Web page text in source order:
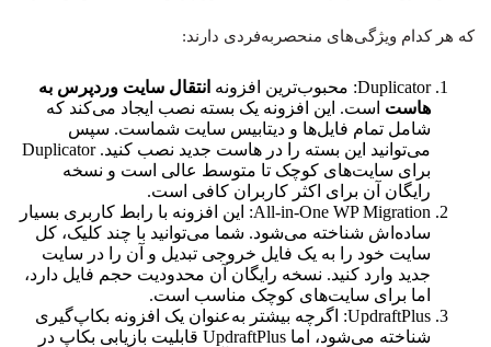
که هر کدام ویژگی‌های منحصربه‌فردی دارند:
Duplicator: محبوب‌ترین افزونه
انتقال سایت وردپرس به
هاست است. این افزونه یک بسته نصب ایجاد می‌کند که
شامل تمام فایل‌ها و دیتابیس سایت شماست. سپس
می‌توانید این بسته را در هاست جدید نصب کنید. Duplicator
برای سایت‌های کوچک تا متوسط عالی است و نسخه
رایگان آن برای اکثر کاربران کافی است.
All-in-One WP Migration: این افزونه با رابط کاربری بسیار
ساده‌اش شناخته می‌شود. شما می‌توانید با چند کلیک، کل
سایت خود را به یک فایل خروجی تبدیل و آن را در سایت
جدید وارد کنید. نسخه رایگان آن محدودیت حجم فایل دارد،
اما برای سایت‌های کوچک مناسب است.
UpdraftPlus: اگرچه بیشتر به‌عنوان یک افزونه بکاپ‌گیری
شناخته می‌شود، اما UpdraftPlus قابلیت بازیابی بکاپ در